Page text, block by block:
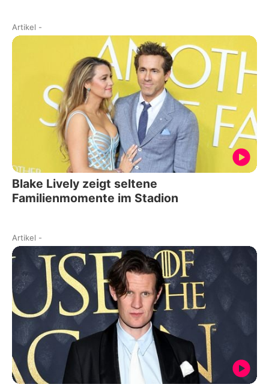
Artikel -
Blake Lively zeigt seltene
Familienmomente im Stadion
Artikel -